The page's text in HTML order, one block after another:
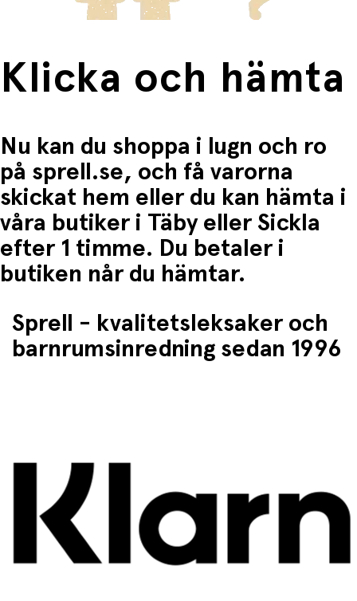
• Behållare med lock för enkel förvaring
Populär liten presentidé
• Färgglad och iögonfallande design
Klicka och hämta
Nu kan du shoppa i lugn och ro
på sprell.se, och få varorna
skickat hem eller du kan hämta i
våra butiker i Täby eller Sickla
efter 1 timme. Du betaler i
butiken når du hämtar.
Sprell - kvalitetsleksaker och
barnrumsinredning sedan 1996